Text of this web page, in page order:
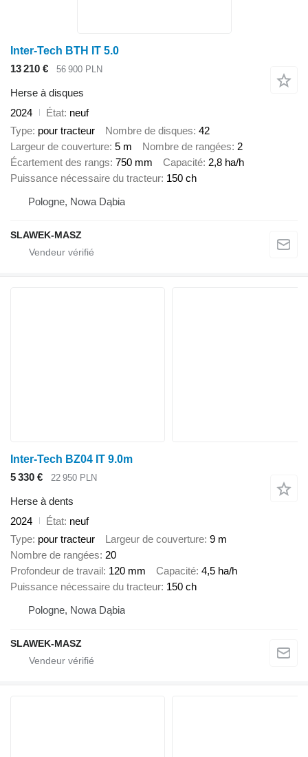
Inter-Tech BTH IT 5.0
13 210 €
56 900 PLN
Herse à disques
2024
État neuf
Type pour tracteur Nombre de disques 42
Largeur de couverture 5 m Nombre de rangées 2
Écartement des rangs 750 mm Capacité 2,8 ha/h
Puissance nécessaire du tracteur 150 ch
Pologne, Nowa Dąbia
SLAWEK-MASZ
Inter-Tech BZ04 IT 9.0m
5 330 €
22 950 PLN
Herse à dents
2024
État neuf
Type pour tracteur Largeur de couverture 9 m
Nombre de rangées 20
Profondeur de travail 120 mm Capacité 4,5 ha/h
Puissance nécessaire du tracteur 150 ch
Pologne, Nowa Dąbia
SLAWEK-MASZ